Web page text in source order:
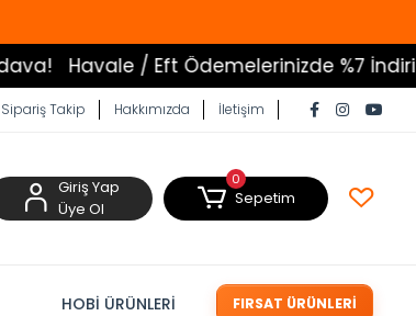
Havale / Eft Ödemelerinizde %7 İndirim
Sipariş Takip Hakkımızda İletişim
Giriş Yap
Üye Ol
0
Sepetim
HOBİ ÜRÜNLERİ FIRSAT ÜRÜNLERİ